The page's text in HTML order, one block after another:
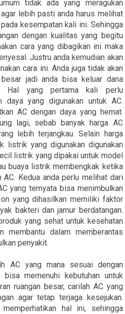
tidak ada yang meragukan
lebih pasti anda harus melihat
kesempatan kali ini. Sehingga
dengan kualitas yang begitu
cara yang dibagikan ini maka
Justru anda kemudian akan
cara ini. Anda juga tidak akan
jadi anda bisa keluar dana
Hal yang pertama kali perlu
daya yang digunakan untuk AC.
AC dengan daya yang hemat.
lagi, sebab banyak harga AC
lebih terjangkau. Selain harga
listrik yang digunakan digunakan
listrik yang dipakai untuk model
buaya listrik membengkak ketika
AC. Kedua anda perlu melihat dari
yang ternyata bisa menimbulkan
yang dihasilkan memiliki faktor
bakteri dan jamur berdatangan.
yang sehat untuk kesehatan
membantu dalam memberantas
penyakit.
AC yang mana sesuai dengan
memenuhi kebutuhan untuk
ruangan besar, carilah AC yang
agar tetap terjaga kesejukan.
hal ini, sehingga